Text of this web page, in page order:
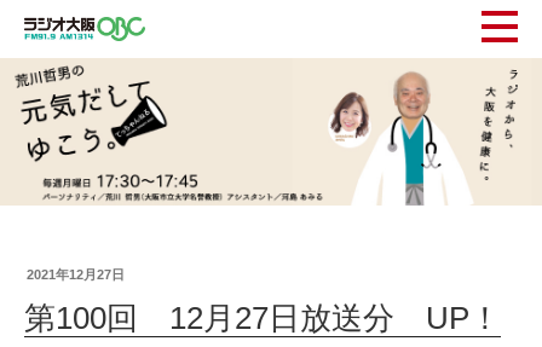
2021年12月27日
第100回 12月27日放送分 UP！